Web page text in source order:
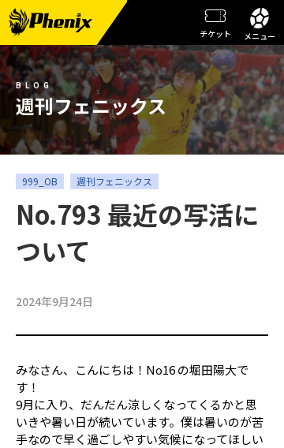
チケット メニュー
応援メッセージ・お問い合わせ
チーム情報
メンバー紹介
試合日程・結果
週刊フェニックス
トピックス
観戦ガイド
サイトのご利用について
個人情報保護方針
サイトマップ
BLOG
週刊フェニックス
999_OB 週刊フェニックス
No.793 最近の写活に
ついて
2024年9月24日
みなさん、こんにちは！No16 の堀田陽大で
す！
9月に入り、だんだん涼しくなってくるかと思
いきや暑い日が続いています。僕は暑いのが苦
手なので早く過ごしやすい気候になってほしい